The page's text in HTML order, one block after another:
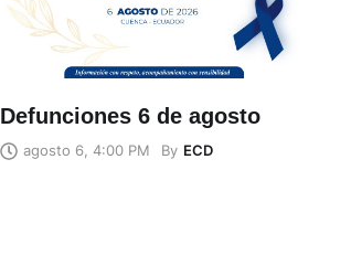
Defunciones 6 de agosto
agosto 6, 4:00 PM By ECD